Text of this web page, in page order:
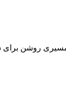
مسیری روشن